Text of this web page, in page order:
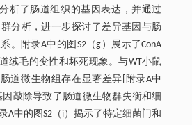
析了肠道组织的基因表达，并通过
分析，进一步探讨了差异基因与肠
。附录A中的图S2（g）展示了ConA
绒毛的变性和坏死现象。与WT小鼠
肠道微生物组存在显著差异[附录A中
因敲除导致了肠道微生物群失衡和细
A中的图S2（i）揭示了特定细菌门和